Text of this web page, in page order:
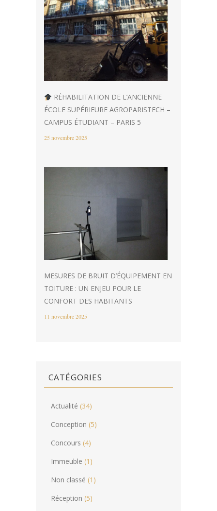
RÉHABILITATION DE L’ANCIENNE
ÉCOLE SUPÉRIEURE AGROPARISTECH –
CAMPUS ÉTUDIANT – PARIS 5
25 novembre 2025
MESURES DE BRUIT D’ÉQUIPEMENT EN
TOITURE : UN ENJEU POUR LE
CONFORT DES HABITANTS
11 novembre 2025
CATÉGORIES
Actualité (34)
Conception (5)
Concours (4)
Immeuble (1)
Non classé (1)
Réception (5)